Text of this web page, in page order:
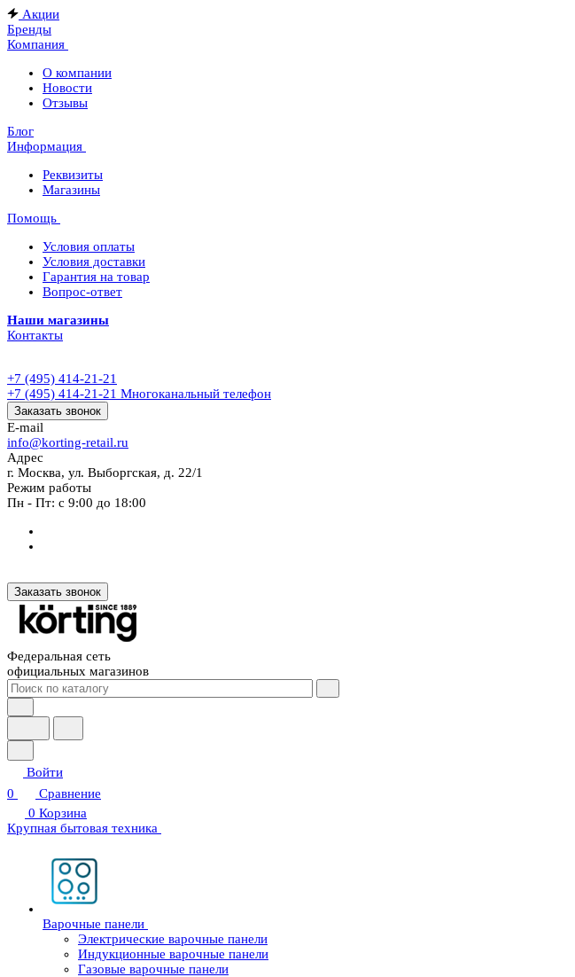
Акции
Бренды
Компания
О компании
Новости
Отзывы
Блог
Информация
Реквизиты
Магазины
Помощь
Условия оплаты
Условия доставки
Гарантия на товар
Вопрос-ответ
Наши магазины
Контакты
+7 (495) 414-21-21
+7 (495) 414-21-21 Многоканальный телефон
Заказать звонок
E-mail
info@korting-retail.ru
Адрес
г. Москва, ул. Выборгская, д. 22/1
Режим работы
Пн - Пт: с 9:00 до 18:00
Заказать звонок
Федеральная сеть
официальных магазинов
Войти
0
Сравнение
0 Корзина
Крупная бытовая техника
Варочные панели
Электрические варочные панели
Индукционные варочные панели
Газовые варочные панели